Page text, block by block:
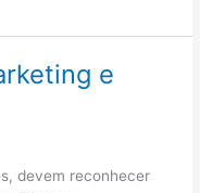
e
devem reconhecer